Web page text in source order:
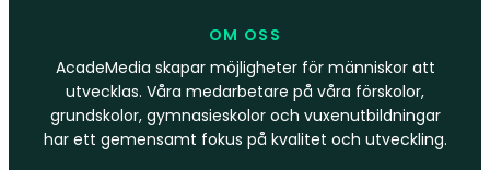
OM OSS
AcadeMedia skapar möjligheter för människor att
utvecklas. Våra medarbetare på våra förskolor,
grundskolor, gymnasieskolor och vuxenutbildningar
har ett gemensamt fokus på kvalitet och utveckling.